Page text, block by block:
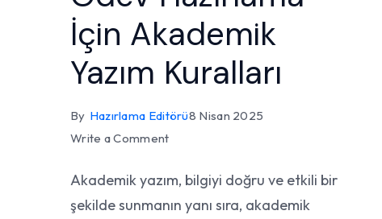
İçin Akademik
Yazım Kuralları
By Hazırlama Editörü8 Nisan 2025
Write a Commenton
Hazırlama
İçin
Akademik yazım, bilgiyi doğru ve etkili bir
şekilde sunmanın yanı sıra, akademik